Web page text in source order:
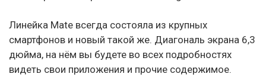
Линейка Mate всегда состояла из крупных
смартфонов и новый такой же. Диагональ экрана 6,3
дюйма, на нём вы будете во всех подробностях
видеть свои приложения и прочие содержимое.